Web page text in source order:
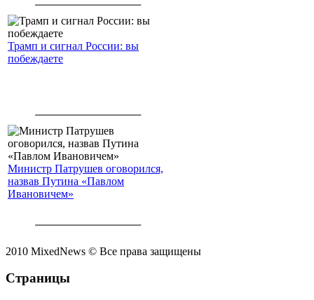
Трамп и сигнал России: вы
побеждаете
Министр Патрушев оговорился,
назвав Путина «Павлом
Ивановичем»
2010 MixedNews © Все права защищены
Страницы